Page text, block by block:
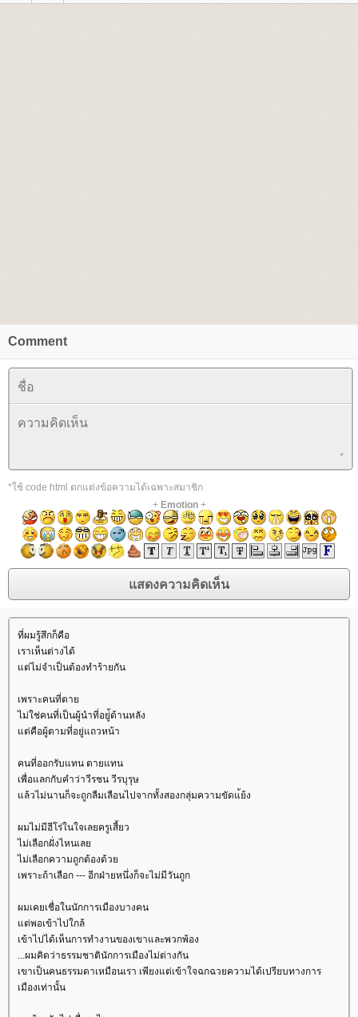
Comment
*ใช้ code html ตกแต่งข้อความได้เฉพาะสมาชิก
+ Emotion+
ที่ผมรู้สึกก็คือ
เราเห็นต่างได้
ต่ไม่จำเป็นต้องทำร้ายกัน
เพราะคนที่ตา
ไม่ใช่คนที่เป็นผู้นำที่อยู่้ด้านหลัง
ต่คือผู้ตามที่อยู่แถวหน้า
คนที่ออกรับแทน ตายแทน
เพื่อแลกกับคำว่าวีรชน วีรบุรุษ
ล้วไม่นานก็จะถูกลืมเลือนไปจากทั้งสองกลุ่มความขัดแ้ย้ง
ผมไม่มีฮีโร่ในใจเลยครูเสี้ยว
ไม่เลือกฝั่งไหนเล
ไม่เลือกความถูกต้องด้ว
เพราะถ้าเลือก --- อีกฝ่ายหนึ่งก็จะไม่มีวันถูก
ผมเคยเชื่อในนักการเมืองบางคน
ต่พอเข้าไปใกล้
เข้าไปได้เห็นการทำงานของเขาและพวกพ้อง
...ผมคิดว่าธรรมชาตินักการเมืองไม่ต่างกัน
เขาเป็นคนธรรมดาเหมือนเรา เพียงแต่เข้าใจฉกฉวยความได้เปรียบทางการ
เมืองเท่านั้น